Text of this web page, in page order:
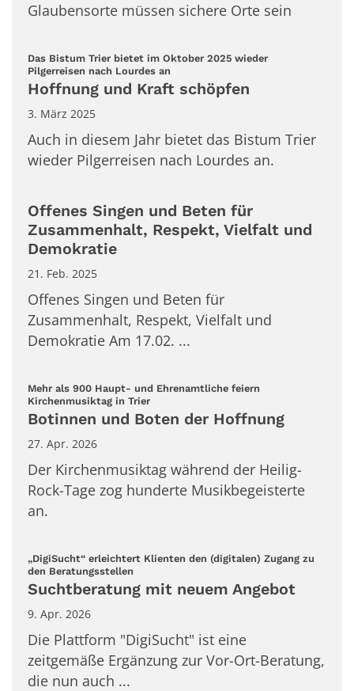
Glaubensorte müssen sichere Orte sein
Das Bistum Trier bietet im Oktober 2025 wieder
Pilgerreisen nach Lourdes an
Hoffnung und Kraft schöpfen
3. März 2025
Auch in diesem Jahr bietet das Bistum Trier
wieder Pilgerreisen nach Lourdes an.
Offenes Singen und Beten für
Zusammenhalt, Respekt, Vielfalt und
Demokratie
21. Feb. 2025
Offenes Singen und Beten für
Zusammenhalt, Respekt, Vielfalt und
Demokratie Am 17.02. ...
Mehr als 900 Haupt- und Ehrenamtliche feiern
Kirchenmusiktag in Trier:
Botinnen und Boten der Hoffnung
27. Apr. 2026
Der Kirchenmusiktag während der Heilig-
Rock-Tage zog hunderte Musikbegeisterte
an.
„DigiSucht“ erleichtert Klienten den (digitalen) Zugang zu
den Beratungsstellen
Suchtberatung mit neuem Angebot
9. Apr. 2026
Die Plattform "DigiSucht" ist eine
zeitgemäße Ergänzung zur Vor-Ort-Beratung,
die nun auch ...